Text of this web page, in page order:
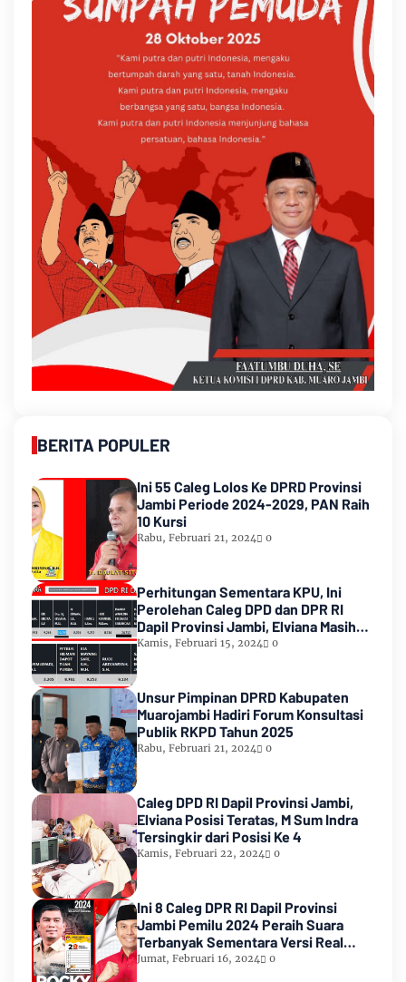
BERITA POPULER
Ini 55 Caleg Lolos Ke DPRD Provinsi
Jambi Periode 2024-2029, PAN Raih
10 Kursi
Rabu, Februari 21, 2024 0
Perhitungan Sementara KPU, Ini
Perolehan Caleg DPD dan DPR RI
Dapil Provinsi Jambi, Elviana Masih
Urutan Kedua Teratas
Kamis, Februari 15, 2024 0
Unsur Pimpinan DPRD Kabupaten
Muarojambi Hadiri Forum Konsultasi
Publik RKPD Tahun 2025
Rabu, Februari 21, 2024 0
Caleg DPD RI Dapil Provinsi Jambi,
Elviana Posisi Teratas, M Sum Indra
Tersingkir dari Posisi Ke 4
Kamis, Februari 22, 2024 0
Ini 8 Caleg DPR RI Dapil Provinsi
Jambi Pemilu 2024 Peraih Suara
Terbanyak Sementara Versi Real
Count KPU RI
Jumat, Februari 16, 2024 0